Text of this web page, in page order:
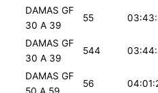
DAMAS GF
30 A 39
55
DAMAS GF
30 A 39
544
DAMAS GF
56